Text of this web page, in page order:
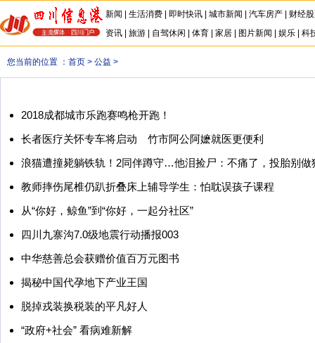
新闻 生活消费 即时快讯 城市新闻 汽车房产
财经
资讯
旅游 自驾休闲 体育 家居 图片新闻 娱乐 科
您当前的位置 ： 首页 > 公益 >
2018成都城市乐跑赛鸣枪开跑！
长者医疗关怀专车将启动 竹市阿公阿嬷就医更便利
浪猫遭撞毙躺铁轨！2同伴蹲守…他泪捡尸：不痛了，投胎别做
教师摔伤尾椎仍趴折叠床上辅导学生：怕耽误孩子课程
从“你好，鲸鱼”到“你好，一起分社区”
四川九寨沟7.0级地震行动播报003
中华慈善总会获赠价值百万元图书
揭秘中国代孕地下产业王国
脱掉戎装换税装的平凡好人
“政府+社会” 看病难新解